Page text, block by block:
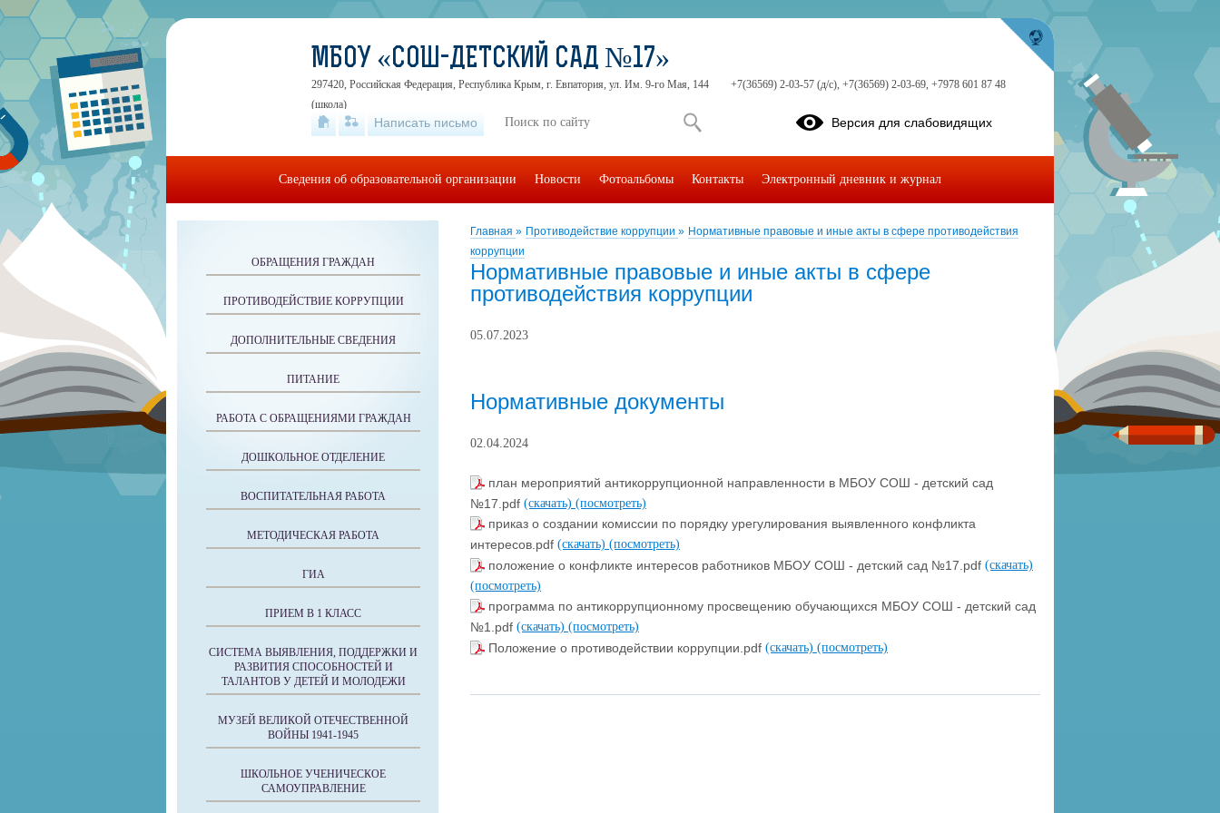
Главная » Противодействие коррупции » Нормативные правовые и иные акты в сфере противодействия
коррупции
Нормативные правовые и иные акты в сфере
противодействия коррупции
05.07.2023
Нормативные документы
02.04.2024
план мероприятий антикоррупционной направленности в МБОУ СОШ - детский сад
№17.pdf (скачать) (посмотреть)
приказ о создании комиссии по порядку урегулирования выявленного конфликта
интересов.pdf (скачать) (посмотреть)
положение о конфликте интересов работников МБОУ СОШ - детский сад №17.pdf (скачать)
(посмотреть)
программа по антикоррупционному просвещению обучающихся МБОУ СОШ - детский сад
№1.pdf (скачать) (посмотреть)
Положение о противодействии коррупции.pdf (скачать) (посмотреть)
ОБРАЩЕНИЯ ГРАЖДАН
ПРОТИВОДЕЙСТВИЕ КОРРУПЦИИ
ДОПОЛНИТЕЛЬНЫЕ СВЕДЕНИЯ
ПИТАНИЕ
РАБОТА С ОБРАЩЕНИЯМИ ГРАЖДАН
ДОШКОЛЬНОЕ ОТДЕЛЕНИЕ
ВОСПИТАТЕЛЬНАЯ РАБОТА
МЕТОДИЧЕСКАЯ РАБОТА
ГИА
ПРИЕМ В 1 КЛАСС
СИСТЕМА ВЫЯВЛЕНИЯ, ПОДДЕРЖКИ И
РАЗВИТИЯ СПОСОБНОСТЕЙ И
ТАЛАНТОВ У ДЕТЕЙ И МОЛОДЕЖИ
МУЗЕЙ ВЕЛИКОЙ ОТЕЧЕСТВЕННОЙ
ВОЙНЫ 1941-1945
ШКОЛЬНОЕ УЧЕНИЧЕСКОЕ
САМОУПРАВЛЕНИЕ
МБОУ «СОШ-ДЕТСКИЙ САД №17»
297420, Российская Федерация, Республика Крым, г. Евпатория, ул. Им. 9-го Мая, 144
+7(36569) 2-03-57 (д/с), +7(36569) 2-03-69, +7978 601 87 48
(школа)
Написать письмо Версия для слабовидящих
Сведения об образовательной организации Новости Фотоальбомы Контакты Электронный дневник и журнал